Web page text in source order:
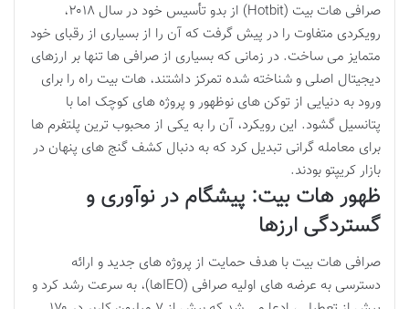
صرافی هات بیت (Hotbit) از بدو تأسیس خود در سال ۲۰۱۸،
رویکردی متفاوت را در پیش گرفت که آن را از بسیاری از رقبای خود
متمایز می ساخت. در زمانی که بسیاری از صرافی ها تنها بر ارزهای
دیجیتال اصلی و شناخته شده تمرکز داشتند، هات بیت راه را برای
ورود به دنیایی از توکن های نوظهور و پروژه های کوچک اما با
پتانسیل گشود. این رویکرد، آن را به یکی از محبوب ترین پلتفرم ها
برای معامله گرانی تبدیل کرد که به دنبال کشف گنج های پنهان در
بازار کریپتو بودند.
ظهور هات بیت: پیشگام در نوآوری و
گستردگی ارزها
صرافی هات بیت با هدف حمایت از پروژه های جدید و ارائه
دسترسی به عرضه های اولیه صرافی (IEOها)، به سرعت رشد کرد و